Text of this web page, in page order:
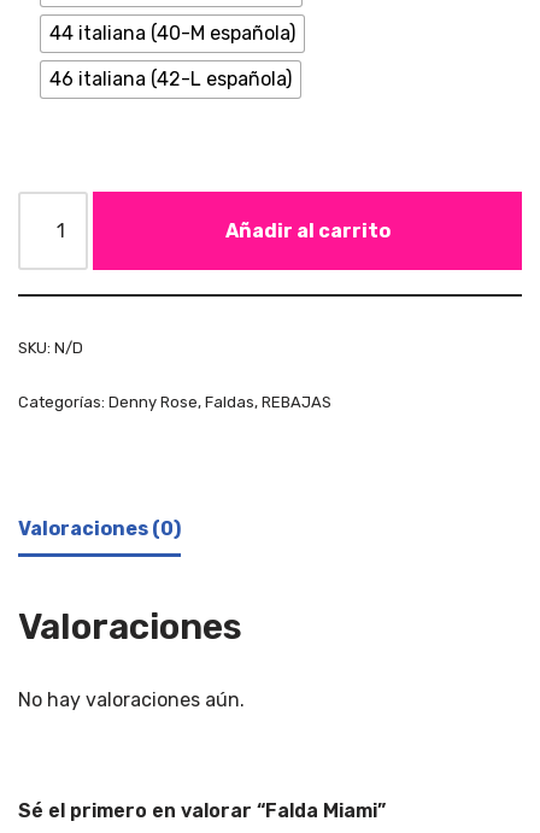
44 italiana (40-M española)
46 italiana (42-L española)
Añadir al carrito
SKU: N/D
Categorías: Denny Rose, Faldas, REBAJAS
Valoraciones (0)
Valoraciones
No hay valoraciones aún.
Sé el primero en valorar “Falda Miami”